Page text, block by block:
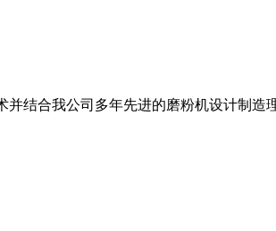
结合我公司多年先进的磨粉机设计制造